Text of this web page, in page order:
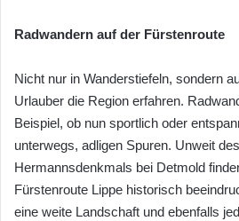
Radwandern auf der Fürstenroute
Nicht nur in Wanderstiefeln, sondern
Urlauber die Region erfahren.
Beispiel, ob nun sportlich oder
unterwegs, adligen Spuren. Unweit
Hermannsdenkmals bei Detmold
Fürstenroute Lippe historisch
eine weite Landschaft und ebenfalls